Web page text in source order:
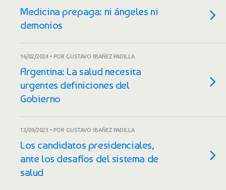
Medicina prepaga: ni ángeles ni
demonios
16/02/2024 • POR GUSTAVO IBAÑEZ PADILLA
Argentina: La salud necesita
urgentes definiciones del
Gobierno
13/09/2023 • POR GUSTAVO IBAÑEZ PADILLA
Los candidatos presidenciales,
ante los desafíos del sistema de
salud